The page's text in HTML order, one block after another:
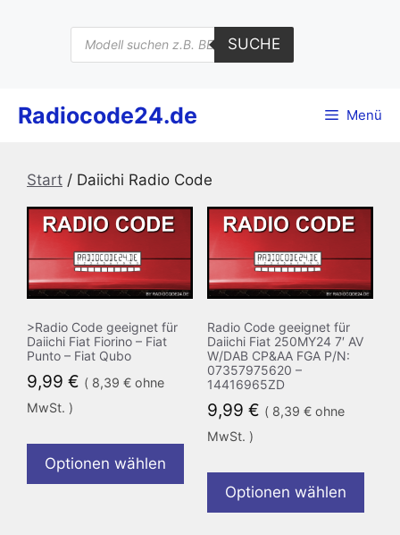
Products
search
SUCHE
Radiocode24.de Menü
Start / Daiichi Radio Code
>Radio Code geeignet für
Daiichi Fiat Fiorino – Fiat
Punto – Fiat Qubo
9,99 € ( 8,39 € ohne
MwSt. )
Optionen wählen
Radio Code geeignet für
Daiichi Fiat 250MY24 7′ AV
W/DAB CP&AA FGA P/N:
07357975620 –
14416965ZD
9,99 € ( 8,39 €ohne
MwSt. )
Optionen wählen